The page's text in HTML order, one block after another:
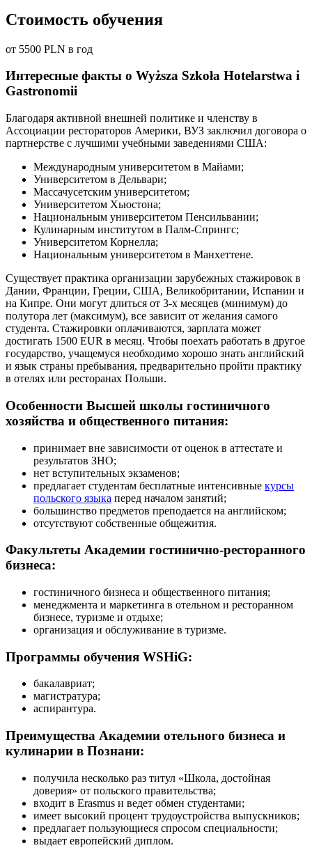
Стоимость обучения
от 5500 PLN в год
Интересные факты о Wyższa Szkoła Hotelarstwa i
Gastronomii
Благодаря активной внешней политике и членству в
Ассоциации рестораторов Америки, ВУЗ заключил договора о
партнерстве с лучшими учебными заведениями США:
Международным университетом в Майами;
Университетом в Дельвари;
Массачусетским университетом;
Университетом Хьюстона;
Национальным университетом Пенсильвании;
Кулинарным институтом в Палм-Спрингс;
Университетом Корнелла;
Национальным университетом в Манхеттене.
Существует практика организации зарубежных стажировок в
Дании, Франции, Греции, США, Великобритании, Испании и
на Кипре. Они могут длиться от 3-х месяцев (минимум) до
полутора лет (максимум), все зависит от желания самого
студента. Стажировки оплачиваются, зарплата может
достигать 1500 EUR в месяц. Чтобы поехать работать в другое
государство, учащемуся необходимо хорошо знать английский
и язык страны пребывания, предварительно пройти практику
в отелях или ресторанах Польши.
Особенности Высшей школы гостиничного
хозяйства и общественного питания:
принимает вне зависимости от оценок в аттестате и
результатов ЗНО;
нет вступительных экзаменов;
предлагает студентам бесплатные интенсивные курсы
польского языка перед началом занятий;
большинство предметов преподается на английском;
отсутствуют собственные общежития.
Факультеты Академии гостинично-ресторанного
бизнеса:
гостиничного бизнеса и общественного питания;
менеджмента и маркетинга в отельном и ресторанном
бизнесе, туризме и отдыхе;
организация и обслуживание в туризме.
Программы обучения WSHiG:
бакалавриат;
магистратура;
аспирантура.
Преимущества Академии отельного бизнеса и
кулинарии в Познани:
получила несколько раз титул «Школа, достойная
доверия» от польского правительства;
входит в Erasmus и ведет обмен студентами;
имеет высокий процент трудоустройства выпускников;
предлагает пользующиеся спросом специальности;
выдает европейский диплом.